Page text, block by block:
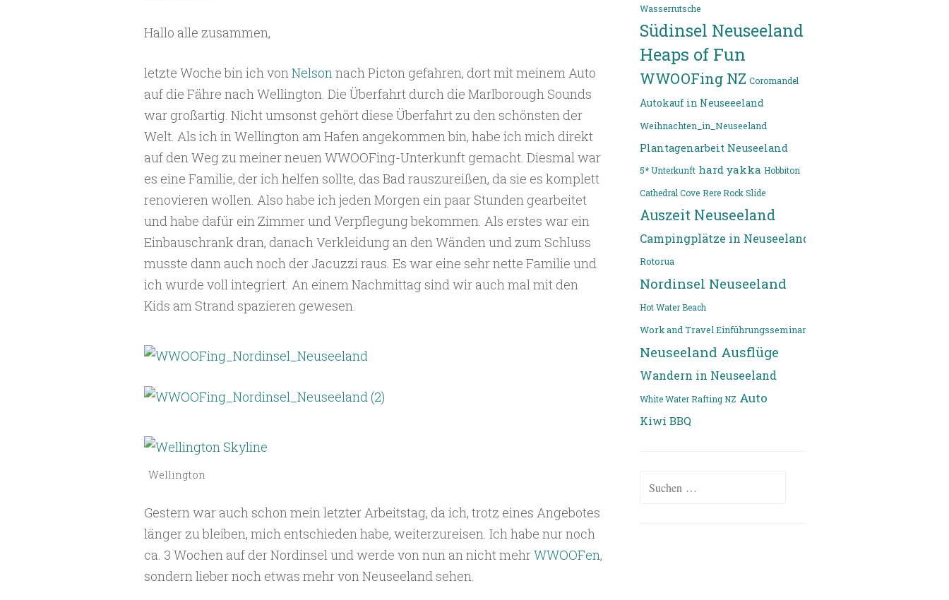
Hallo alle zusammen,
letzte Woche bin ich vonNelsonnach Picton gefahren, dort mit meinem Auto
auf die Fähre nach Wellington. Die Überfahrt durch die Marlborough Sounds
war großartig. Nicht umsonst gehört diese Überfahrt zu den schönsten der
Welt. Als ich in Wellington am Hafen angekommen bin, habe ich mich direkt
auf den Weg zu meiner neuen WWOOFing-Unterkunft gemacht. Diesmal war
es eine Familie, der ich helfen sollte, das Bad rauszureißen, da sie es komplett
renovieren wollen. Also habe ich jeden Morgen ein paar Stunden gearbeitet
und habe dafür ein Zimmer und Verpflegung bekommen. Als erstes war ein
Einbauschrank dran, danach Verkleidung an den Wänden und zum Schluss
musste dann auch noch der Jacuzzi raus. Es war eine sehr nette Familie und
ich wurde voll integriert. An einem Nachmittag sind wir auch mal mit den
Kids am Strand spazieren gewesen.
Wellington
Gestern war auch schon mein letzter Arbeitstag, da ich, trotz eines Angebotes
länger zu bleiben, mich entschieden habe, weiterzureisen. Ich habe nur noch
ca. 3 Wochen auf der Nordinsel und werde von nun an nicht mehrWWOOFen,
sondern lieber noch etwas mehr von Neuseeland sehen.
Wasserrutsche
Südinsel Neuseeland
Heaps of Fun
WWOOFing NZ Coromandel
Autokauf in Neuseeeland
Weihnachten_in_Neuseeland
Plantagenarbeit Neuseeland
5* Unterkunft hard yakka Hobbiton
Cathedral Cove Rere Rock Slide
Auszeit Neuseeland
Campingplätze in Neuseeland
Rotorua
Nordinsel Neuseeland
Hot Water Beach
Work and Travel Einführungsseminar
Neuseeland Ausflüge
Wandern in Neuseeland
White Water Rafting NZ Auto
Kiwi BBQ
Suchen